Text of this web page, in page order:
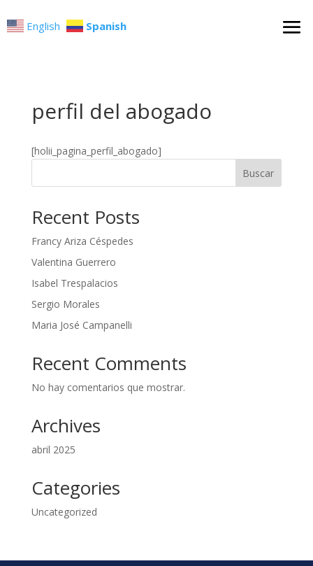
English Spanish
perfil del abogado
[holii_pagina_perfil_abogado]
Buscar
Recent Posts
Francy Ariza Céspedes
Valentina Guerrero
Isabel Trespalacios
Sergio Morales
Maria José Campanelli
Recent Comments
No hay comentarios que mostrar.
Archives
abril 2025
Categories
Uncategorized